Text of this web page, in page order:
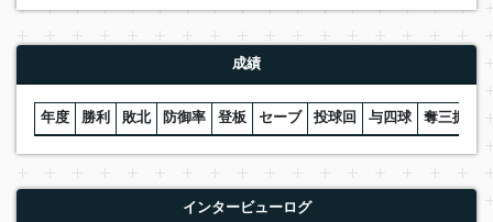
成績
年度 勝利 敗北 防御率 登板 セーブ 投球回 与四球 奪三振
インタービューログ